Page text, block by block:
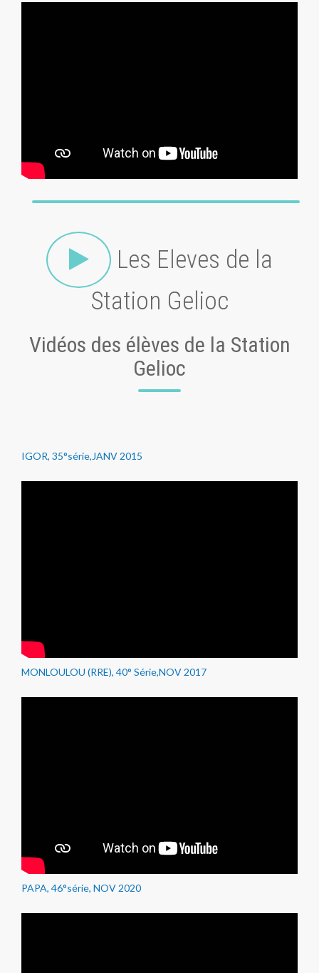
Les Eleves de la
Station Gelioc
Vidéos des élèves de la Station
Gelioc
IGOR, 35°série,JANV 2015
MONLOULOU (RRE), 40° Série,NOV 2017
PAPA, 46°série, NOV 2020